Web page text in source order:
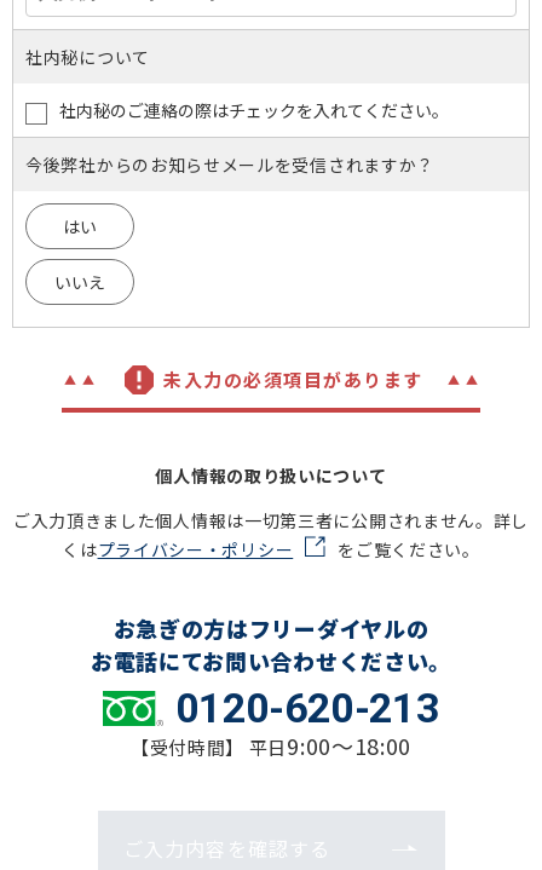
社内秘について
社内秘のご連絡の際はチェックを入れてください。
今後弊社からのお知らせメールを受信されますか？
はい
いいえ
未入力の必須項目があります
個人情報の取り扱いについて
ご入力頂きました個人情報は一切第三者に公開されません。詳し
くはプライバシー・ポリシー をご覧ください。
お急ぎの方はフリーダイヤルの
お電話にてお問い合わせください。
0120-620-213
【受付時間】 平日9:00～18:00
ご入力内容を確認する